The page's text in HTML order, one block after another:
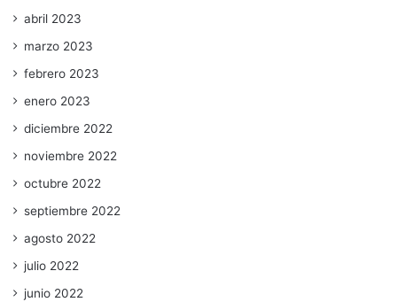
abril 2023
marzo 2023
febrero 2023
enero 2023
diciembre 2022
noviembre 2022
octubre 2022
septiembre 2022
agosto 2022
julio 2022
junio 2022